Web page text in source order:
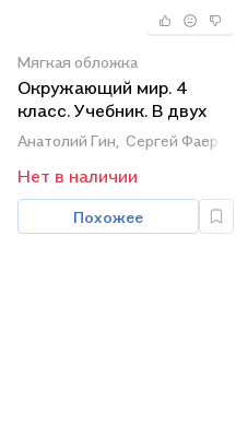
Мягкая обложка
Окружающий мир. 4
класс. Учебник. В двух
частях. Часть первая
Анатолий Гин, Сергей Фаер,
Нет в наличии
Похожее